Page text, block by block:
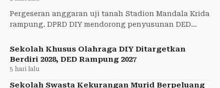
Pergeseran anggaran uji tanah Stadion Mandala Krida
rampung. DPRD DIY mendorong penyusunan DED
stadion.
Sekolah Khusus Olahraga DIY Ditargetkan
Berdiri 2028, DED Rampung 2027
5 hari lalu
Sekolah Swasta Kekurangan Murid Berpeluang